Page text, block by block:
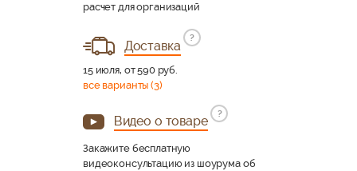
расчет для организаций
Доставка
?
15 июля, от 590 руб.
все варианты (3)
Видео о товаре
?
Закажите бесплатную
видеоконсультацию из шоурума об